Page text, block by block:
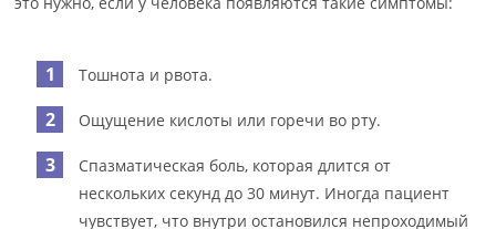
Тошнота и рвота.
Ощущение кислоты или горечи во рту.
Спазматическая боль, которая длится от
нескольких секунд до 30 минут. Иногда пациент
чувствует, что внутри остановился непроходимый